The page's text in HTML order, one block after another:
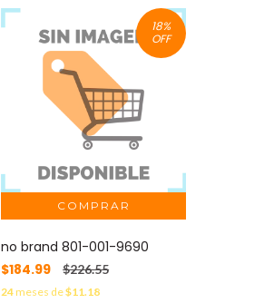
18%
OFF
no brand 801-001-9690
$184.99
$226.55
24meses de$11.18